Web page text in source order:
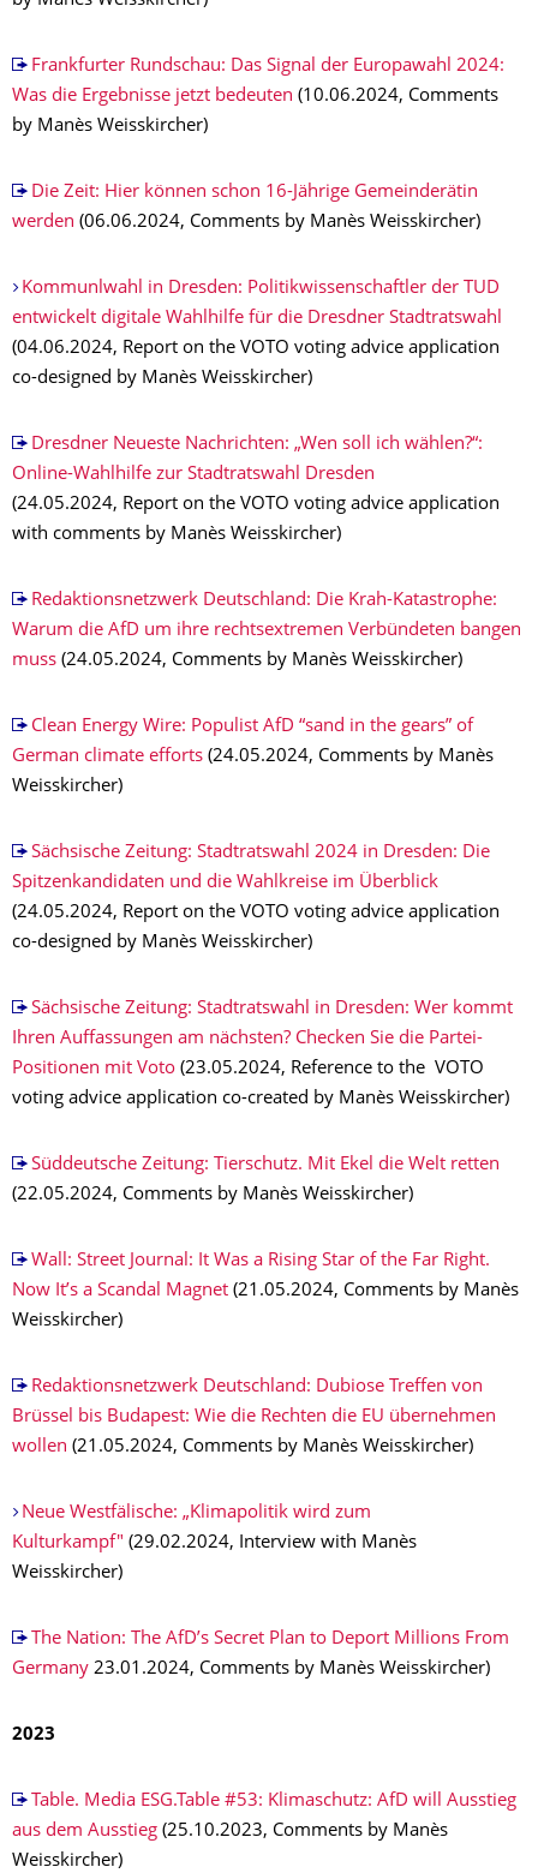
Frankfurter Rundschau: Das Signal der Europawahl 2024:
Was die Ergebnisse jetzt bedeuten (10.06.2024, Comments
by Manès Weisskircher)
Die Zeit: Hier können schon 16-Jährige Gemeinderätin
werden (06.06.2024, Comments by Manès Weisskircher)
Kommunlwahl in Dresden: Politikwissenschaftler der TUD
entwickelt digitale Wahlhilfe für die Dresdner Stadtratswahl
(04.06.2024, Report on the VOTO voting advice application
co-designed by Manès Weisskircher)
Dresdner Neueste Nachrichten: „Wen soll ich wählen?“:
Online-Wahlhilfe zur Stadtratswahl Dresden
(24.05.2024, Report on the VOTO voting advice application
with comments by Manès Weisskircher)
Redaktionsnetzwerk Deutschland: Die Krah-Katastrophe:
Warum die AfD um ihre rechtsextremen Verbündeten bangen
muss (24.05.2024, Comments by Manès Weisskircher)
Clean Energy Wire: Populist AfD “sand in the gears” of
German climate efforts (24.05.2024, Comments by Manès
Weisskircher)
Sächsische Zeitung: Stadtratswahl 2024 in Dresden: Die
Spitzenkandidaten und die Wahlkreise im Überblick
(24.05.2024, Report on the VOTO voting advice application
co-designed by Manès Weisskircher)
Sächsische Zeitung: Stadtratswahl in Dresden: Wer kommt
Ihren Auffassungen am nächsten? Checken Sie die Partei-
Positionen mit Voto (23.05.2024, Reference to the VOTO
voting advice application co-created by Manès Weisskircher)
Süddeutsche Zeitung: Tierschutz. Mit Ekel die Welt retten
(22.05.2024, Comments by Manès Weisskircher)
Wall: Street Journal: It Was a Rising Star of the Far Right.
Now It’s a Scandal Magnet (21.05.2024, Comments by Manès
Weisskircher)
Redaktionsnetzwerk Deutschland: Dubiose Treffen von
Brüssel bis Budapest: Wie die Rechten die EU übernehmen
wollen (21.05.2024, Comments by Manès Weisskircher)
Neue Westfälische: „Klimapolitik wird zum
Kulturkampf" (29.02.2024, Interview with Manès
Weisskircher)
The Nation: The AfD’s Secret Plan to Deport Millions From
Germany 23.01.2024, Comments by Manès Weisskircher)
2023
Table. Media ESG.Table #53: Klimaschutz: AfD will Ausstieg
aus dem Ausstieg (25.10.2023, Comments by Manès
Weisskircher)